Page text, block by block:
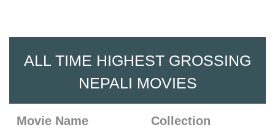
ALL TIME HIGHEST GROSSING
NEPALI MOVIES
Movie Name Collection